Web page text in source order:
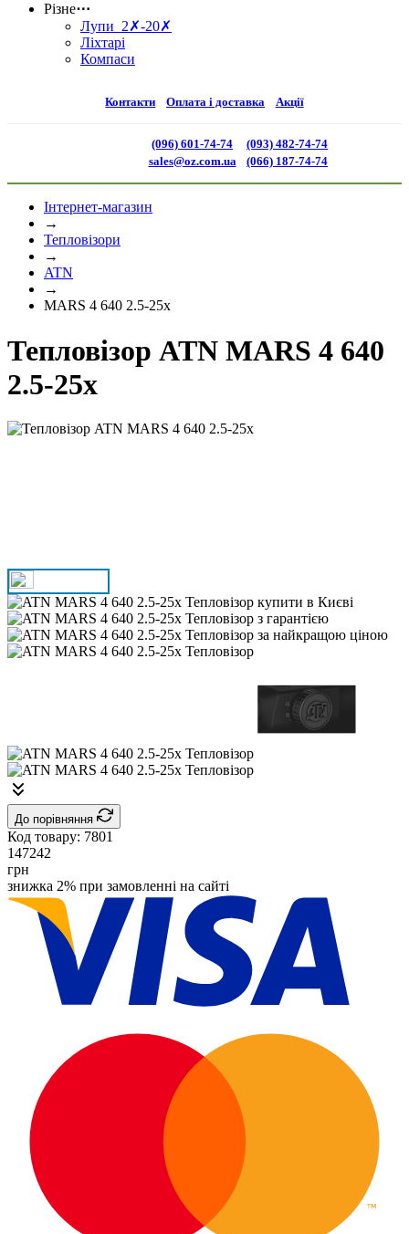
Різне⋯
Лупи 2✗-20✗
Ліхтарі
Компаси
Контакти Оплата і доставка Акції
(096) 601-74-74
sales@oz.com.ua
(093) 482-74-74
(066) 187-74-74
Інтернет-магазин
→
Тепловізори
→
ATN
→
MARS 4 640 2.5-25x
Тепловізор ATN MARS 4 640
2.5-25x
До порівняння
Код товару: 7801
147242
грн
знижка 2% при замовленні на сайті